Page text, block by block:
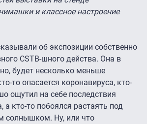
и классное настроение
об экспозиции собственно
CSTB-шного действа. Она в
будет несколько меньше
то опасается коронавируса, кто-
ощутил на себе последствия
а кто-то побоялся растаять под
солнышком. Ну, или что